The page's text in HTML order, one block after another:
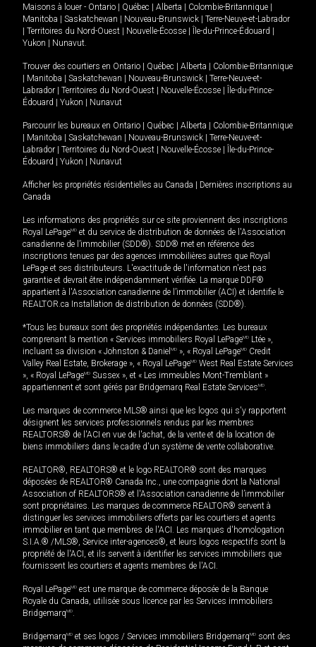
Maisons à louer - Ontario Québec Alberta Colombie-Britannique
Manitoba
Saskatchewan Nouveau-Brunswick
Terre-Neuve-et-Labrador
Territoires du Nord-Ouest Nouvelle-Écosse Île-du-Prince-Édouard
Yukon
Nunavut.
Trouver des courtiers en Ontario Québec Alberta
Colombie-Britannique
Manitoba Saskatchewan Nouveau-Brunswick
Terre-Neuve-et-
Labrador
Territoires du Nord-Ouest Nouvelle-Écosse
Île-du-Prince-
Édouard
Yukon Nunavut
Parcourir les bureaux en Ontario Québec Alberta
Colombie-Britannique
Manitoba Saskatchewan Nouveau-Brunswick
Terre-Neuve-et-
Labrador
Territoires du Nord-Ouest Nouvelle-Écosse
Île-du-Prince-
Édouard
Yukon Nunavut
Afficher les propriétés résidentielles au Canada
Dernières inscriptions au
Canada
Les informations des propriétés sur ce site proviennent des inscriptions
Royal LePageMD et du service de distribution de données de l'Association
canadienne de l’immobilier (SDD®). SDD® met en référence des
inscriptions tenues par des agences immobilières autres que Royal
LePage et ses distributeurs. L'exactitude de l'information n'est pas
garantie et devrait être indépendamment vérifiée. La marque DDF®
appartient à l'Association canadienne de l’immobilier (ACI) et identifie le
REALTOR.ca Installation de distribution de données (SDD®).
*Tous les bureaux sont des propriétés indépendantes. Les bureaux
comprenant la mention « Services immobiliers Royal LePageMD Ltée »,
incluant sa division « Johnston & Daniel MD », « Royal LePageMD Credit
Valley Real Estate, Brokerage », « Royal LePageMD West Real Estate Services
», « Royal LePageMD Sussex », et « Les immeubles Mont-Tremblant »
appartiennent et sont gérés par Bridgemarq Real Estate ServicesMD.
Les marques de commerce MLS® ainsi que les logos qui s'y rapportent
désignent les services professionnels rendus par les membres
REALTORS® de l'ACI en vue de l'achat, de la vente et de la location de
biens immobiliers dans le cadre d'un système de vente collaborative.
REALTOR®, REALTORS® et le logo REALTOR® sont des marques
déposées de REALTOR® Canada Inc., une compagnie dont la National
Association of REALTORS® et l'Association canadienne de l’immobilier
sont propriétaires. Les marques de commerce REALTOR® servent à
distinguer les services immobiliers offerts par les courtiers et agents
immobilier en tant que membres de l'ACI. Les marques d'homologation
S.I.A.® /MLS®, Service inter-agences®, et leurs logos respectifs sont la
propriété de l'ACI, et ils servent à identifier les services immobiliers que
fournissent les courtiers et agents membres de l'ACI.
Royal LePageMD est une marque de commerce déposée de la Banque
Royale du Canada, utilisée sous licence par les Services immobiliers
BridgemarqMD.
BridgemarqMD et ses logos / Services immobiliers BridgemarqMD sont des